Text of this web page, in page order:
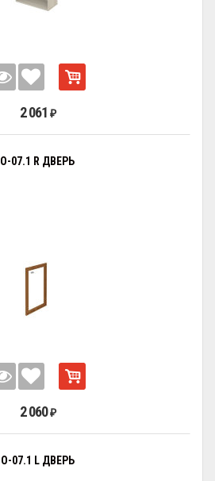
2 061 ₽
О-07.1 R ДВЕРЬ
2 060 ₽
О-07.1 L ДВЕРЬ